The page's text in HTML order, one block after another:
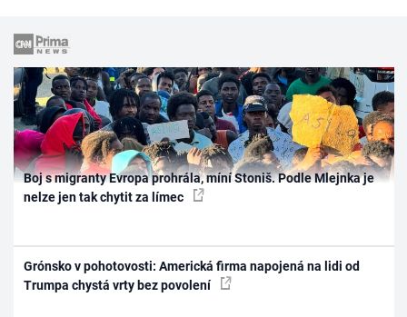
Boj s migranty Evropa prohrála, míní Stoniš. Podle Mlejnka je
nelze jen tak chytit za límec
Grónsko v pohotovosti: Americká firma napojená na lidi od
Trumpa chystá vrty bez povolení